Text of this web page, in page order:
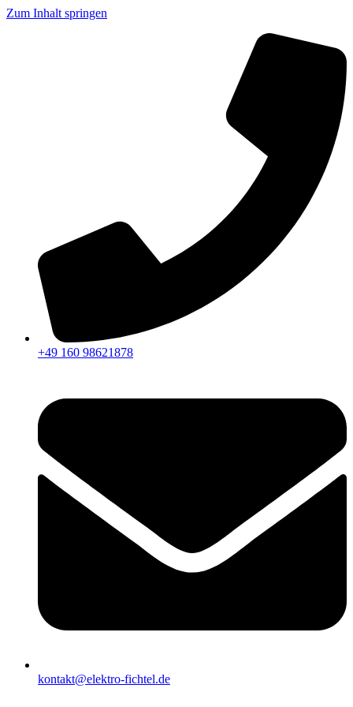
Zum Inhalt springen
+49 160 98621878
kontakt@elektro-fichtel.de